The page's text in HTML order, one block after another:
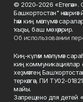
© 2020-2026
Башкортостан" нәшриәт
һәм киң мәғлүмәт
ҡыҙы, баш мөхәррир.
Об использовании
Киң-күләм мәғлүмәт
киң коммуникациялар
хеҙмәттең
теркәлгән, ПИ ТУ02-
майы.
Запрещено для детей